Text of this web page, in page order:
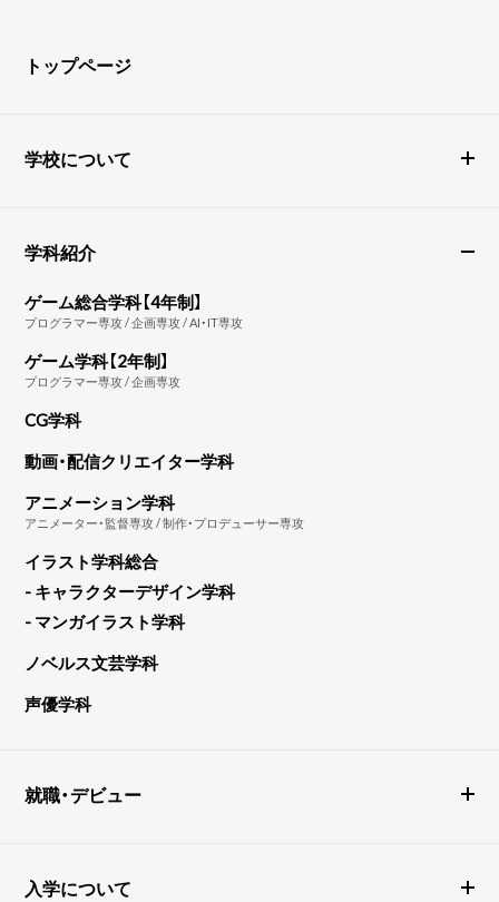
トップページ
学校について
学科紹介
ゲーム総合学科【4年制】
プログラマー専攻 / 企画専攻 / AI・IT専攻
ゲーム学科【2年制】
プログラマー専攻 / 企画専攻
CG学科
動画・配信クリエイター学科
アニメーション学科
アニメーター・監督専攻 / 制作・プロデューサー専攻
イラスト学科総合
- キャラクターデザイン学科
- マンガイラスト学科
ノベルス文芸学科
声優学科
就職・デビュー
入学について